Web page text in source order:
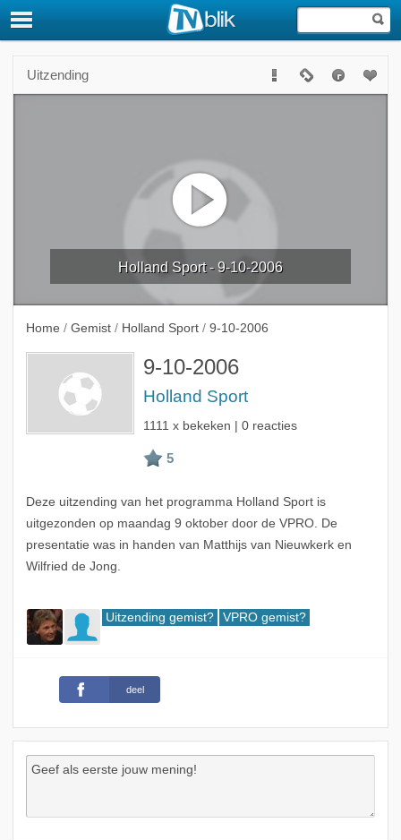
Uitzending
Holland Sport - 9-10-2006
Home / Gemist / Holland Sport / 9-10-2006
9-10-2006
Holland Sport
1111 x bekeken | 0 reacties
Deze uitzending van het programma Holland Sport is
uitgezonden op maandag 9 oktober door de VPRO. De
presentatie was in handen van Matthijs van Nieuwkerk en
Wilfried de Jong.
Uitzending gemist? VPRO gemist?
deel